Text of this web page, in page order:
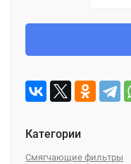
Категории
Смягчающие фильтры